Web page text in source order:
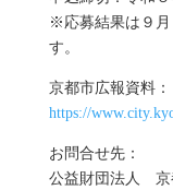
※応募結果は９月
す。
京都市広報資料：
https://
お問合せ先：
公益財団法人 京